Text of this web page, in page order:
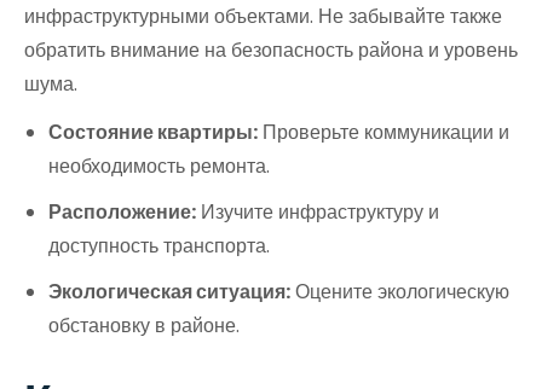
инфраструктурными объектами. Не забывайте также
обратить внимание на безопасность района и уровень
шума.
Состояние квартиры: Проверьте коммуникации и
необходимость ремонта.
Расположение: Изучите инфраструктуру и
доступность транспорта.
Экологическая ситуация:Оцените экологическую
обстановку в районе.